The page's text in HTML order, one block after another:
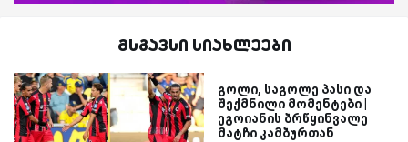
მსგავსი სიახლეები
გოლი, საგოლე პასი და
შექმნილი მომენტები |
ეგოიანის ბრწყინვალე
მატჩი კამბურთან